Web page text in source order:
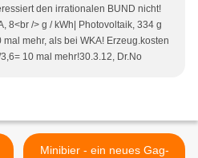
den irrationalen BUND nicht!
8<br /> g / kWh| Photovoltaik, 334 g
mal mehr, als bei WKA! Erzeug.kosten
10 mal mehr!30.3.12, Dr.No
Minibier - ein neues Gag-